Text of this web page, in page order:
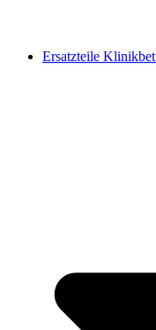
Ersatzteile